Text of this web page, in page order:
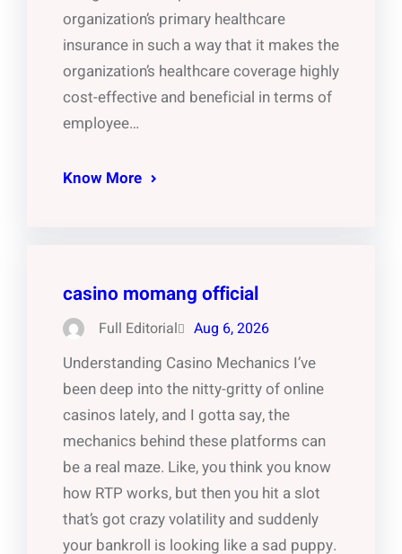
organization’s primary healthcare
insurance in such a way that it makes the
organization’s healthcare coverage highly
cost-effective and beneficial in terms of
employee…
Know More
casino momang official
Full Editorial Aug 6, 2026
Understanding Casino Mechanics I’ve
been deep into the nitty-gritty of online
casinos lately, and I gotta say, the
mechanics behind these platforms can
be a real maze. Like, you think you know
how RTP works, but then you hit a slot
that’s got crazy volatility and suddenly
your bankroll is looking like a sad puppy.